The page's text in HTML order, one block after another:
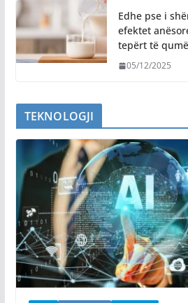
Edhe pse i
efektet
tepërt të
05/12/2025
TEKNOLOGJI